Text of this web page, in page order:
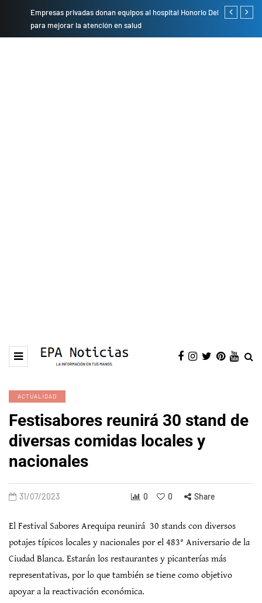
Empresas privadas donan equipos al hospital Honorio Delgado
para mejorar la atención en salud
Cambio de
ACTUALIDAD
Festisabores reunirá 30 stand de
diversas comidas locales y
nacionales
31/07/2023 0 0 Share
El Festival Sabores Arequipa reunirá 30 stands con diversos
potajes típicos locales y nacionales por el 483° Aniversario de la
Ciudad Blanca. Estarán los restaurantes y picanterías más
representativas, por lo que también se tiene como objetivo
apoyar a la reactivación económica.